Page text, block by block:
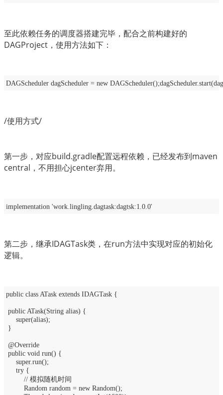
至此依赖任务的调度器搭建完毕，配合之前构建好的
DAGProject，使用方法如下：
DAGScheduler dagScheduler = new
/使用方式/
第一步，对应build.gradle配置远程依赖，已经发布到maven
central，不用担心jcenter弃用。
implementation 'work.lingling.dagtask:dagtsk:1.0.0'
第二步，继承IDAGTask类，在run方法中实现对应的初始化
逻辑。
public class ATask extends IDAGTask {
public ATask(String alias) {
super(alias);
}
@Override
public void run() {
super.run();
try {
// 模拟随机时间
Random random = new Random();